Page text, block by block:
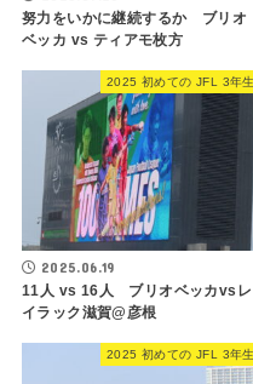
努力をいかに継続するか ブリオ
ベッカ vs ティアモ枚方
2025 初めての JFL 3年生
2025.06.19
11人 vs 16人 ブリオベッカvsレ
イラック滋賀@彦根
2025 初めての JFL 3年生